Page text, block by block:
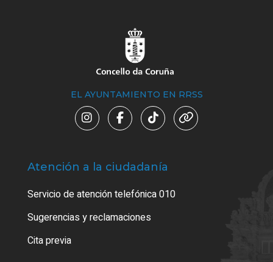
EL AYUNTAMIENTO EN RRSS
Atención a la ciudadanía
Servicio de atención telefónica 010
Sugerencias y reclamaciones
Cita previa